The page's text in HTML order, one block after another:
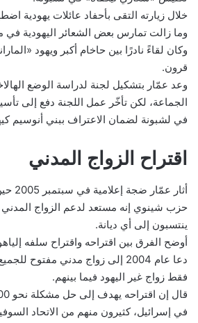
خلال زيارته التقى بأحفاد عائلات يهودية
وما زالت تمارس بعض الشعائر اليهودية في
وكان لقاءً نادرًا بين حاخام أكبر ويهود
قرون.
وعد عمّار بتشكيل لجنة لدراسة الوضع
الجماعة، لكن تأخّر عمل اللجنة دفع إلى
في لشبونة لضمان الاعتراف ببني أنوسيم
اقتراح الزواج المدني
أثار
حزب شينوي إنه مستعد لدعم الزواج المدني
ينتسبون إلى أي ديانة.
أوضح الفرق بين اقتراحه واقتراح سلفه
دعا عام 2004 إلى زواج مدني
فقط زواج غير اليهود فيما بينهم.
في إسرائيل، كثيرون منهم من الاتحاد